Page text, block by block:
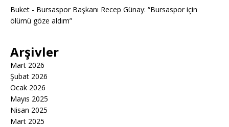
Buket - Bursaspor Başkanı Recep Günay: “Bursaspor için
ölümü göze aldım”
Arşivler
Mart 2026
Şubat 2026
Ocak 2026
Mayıs 2025
Nisan 2025
Mart 2025